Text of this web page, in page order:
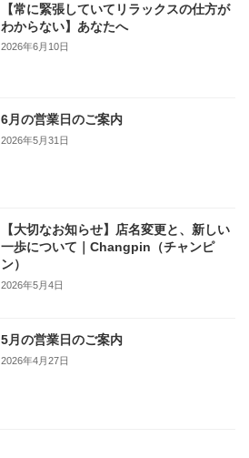
【常に緊張していてリラックスの仕方が
わからない】あなたへ
2026年6月10日
6月の営業日のご案内
2026年5月31日
【大切なお知らせ】店名変更と、新しい
一歩について｜Changpin（チャンピ
ン）
2026年5月4日
5月の営業日のご案内
2026年4月27日